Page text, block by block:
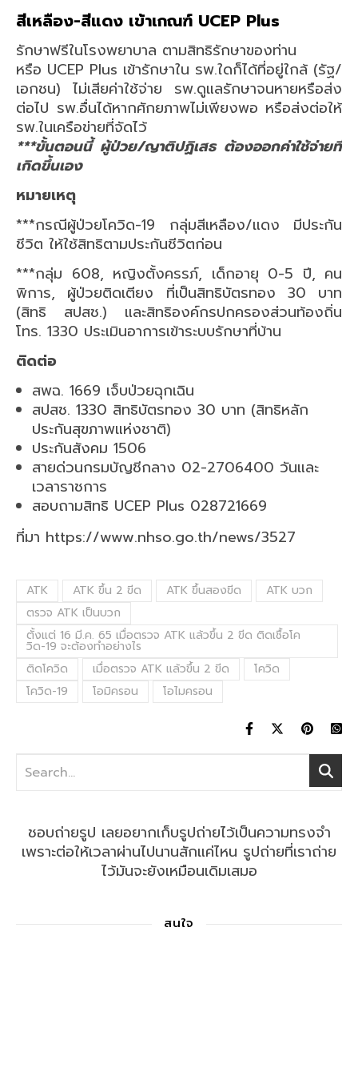
สีเหลือง-สีแดง เข้าเกณฑ์ UCEP Plus
รักษาฟรีในโรงพยาบาล ตามสิทธิรักษาของท่าน
หรือ UCEP Plus เข้ารักษาใน รพ.ใดก็ได้ที่อยู่ใกล้ (รัฐ/
เอกชน) ไม่เสียค่าใช้จ่าย รพ.ดูแลรักษาจนหายหรือส่ง
ต่อไป รพ.อื่นได้หากศักยภาพไม่เพียงพอ หรือส่งต่อให้
รพ.ในเครือข่ายที่จัดไว้
***ขั้นตอนนี้ ผู้ป่วย/ญาติปฏิเสธ ต้องออกค่าใช้จ่ายที่
เกิดขึ้นเอง
หมายเหตุ
***กรณีผู้ป่วยโควิด-19 กลุ่มสีเหลือง/แดง มีประกัน
ชีวิต ให้ใช้สิทธิตามประกันชีวิตก่อน
***กลุ่ม 608, หญิงตั้งครรภ์, เด็กอายุ 0-5 ปี, คน
พิการ, ผู้ป่วยติดเตียง ที่เป็นสิทธิบัตรทอง 30 บาท
(สิทธิ สปสช.) และสิทธิองค์กรปกครองส่วนท้องถิ่น
โทร. 1330 ประเมินอาการเข้าระบบรักษาที่บ้าน
ติดต่อ
สพฉ. 1669 เจ็บป่วยฉุกเฉิน
สปสช. 1330 สิทธิบัตรทอง 30 บาท (สิทธิหลัก
ประกันสุขภาพแห่งชาติ)
ประกันสังคม 1506
สายด่วนกรมบัญชีกลาง 02-2706400 วันและ
เวลาราชการ
สอบถามสิทธิ UCEP Plus 028721669
ที่มา https://www.nhso.go.th/news/3527
ATK ATK ขึ้น 2 ขีด ATK ขึ้นสองขีด
ATK บวก
ตรวจ ATK เป็นบวก
ตั้งแต่ 16 มี.ค. 65 เมื่อตรวจ ATK แล้วขึ้น 2 ขีด ติดเชื้อโค
วิด-19 จะต้องทำอย่างไร
ติดโควิด
เมื่อตรวจ ATK แล้วขึ้น 2 ขีด
โควิด
โควิด-19
โอมิครอน โอไมครอน
ชอบถ่ายรูป เลยอยากเก็บรูปถ่ายไว้เป็นความทรงจำ
เพราะต่อให้เวลาผ่านไปนานสักแค่ไหน รูปถ่ายที่เราถ่าย
ไว้มันจะยังเหมือนเดิมเสมอ
สนใจ